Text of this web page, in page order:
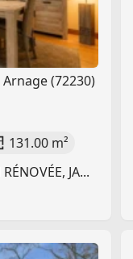
(72230)
131.00 m²
JA...